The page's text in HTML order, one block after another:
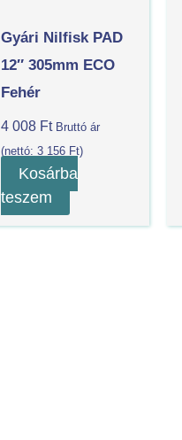
Gyári Nilfisk PAD
12″ 305mm ECO
Fehér
4 008 Ft Bruttó ár
(nettó: 3 156 Ft)
Kosárba
teszem